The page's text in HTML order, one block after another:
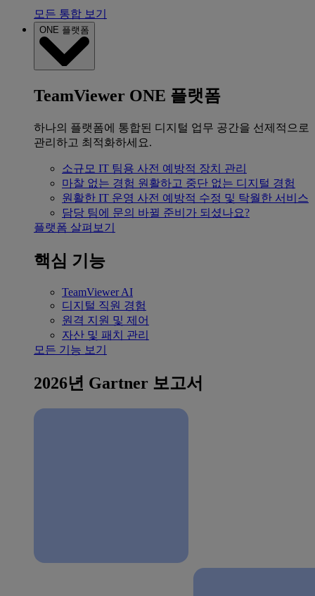
모든 통합 보기
ONE 플랫폼
TeamViewer ONE 플랫폼
하나의 플랫폼에 통합된 디지털 업무 공간을 선제적으로
관리하고 최적화하세요.
소규모 IT 팀용 사전 예방적 장치 관리
마찰 없는 경험 원활하고 중단 없는 디지털 경험
원활한 IT 운영 사전 예방적 수정 및 탁월한 서비스
담당 팀에 문의 바뀔 준비가 되셨나요?
플랫폼 살펴보기
핵심 기능
TeamViewer AI
디지털 직원 경험
원격 지원 및 제어
자산 및 패치 관리
모든 기능 보기
2026년 Gartner 보고서